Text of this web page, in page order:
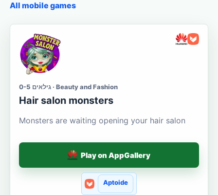
All mobile games
גילאים 0-5 · Beauty and Fashion
Hair salon monsters
Monsters are waiting opening your hair salon
Play on AppGallery
Aptoide